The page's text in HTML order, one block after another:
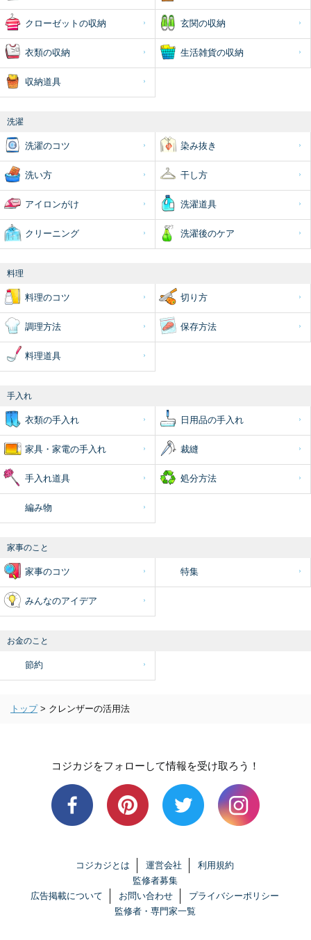
クローゼットの収納 玄関の収納
衣類の収納 生活雑貨の収納
収納道具
洗濯
洗濯のコツ 染み抜き
洗い方 干し方
アイロンがけ 洗濯道具
クリーニング 洗濯後のケア
料理
料理のコツ 切り方
調理方法 保存方法
料理道具
手入れ
衣類の手入れ 日用品の手入れ
家具・家電の手入れ 裁縫
手入れ道具 処分方法
編み物
家事のこと
家事のコツ 特集
みんなのアイデア
お金のこと
節約
トップ > クレンザーの活用法
コジカジをフォローして情報を受け取ろう！
コジカジとは 運営会社
利用規約
監修者募集
広告掲載について
お問い合わせ
プライバシーポリシー
監修者・専門家一覧